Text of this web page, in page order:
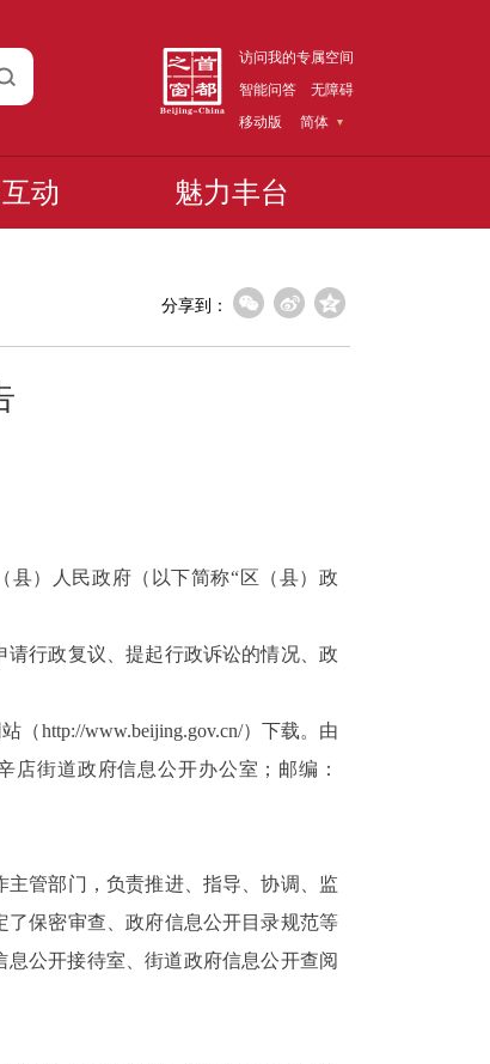
访问我的专属空间
智能问答
无障碍
移动版
简体
动 魅力丰台
分享到：
县）人民政府（以下简称“区（县）政
行政复议、提起行政诉讼的情况、政
（http://www.beijing.gov.cn/）下载。由
店街道政府信息公开办公室；邮编：
管部门，负责推进、指导、协调、监
保密审查、政府信息公开目录规范等
公开接待室、街道政府信息公开查阅